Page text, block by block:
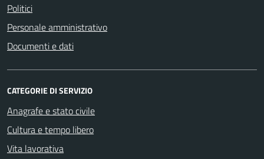
Politici
Personale amministrativo
Documenti e dati
CATEGORIE DI SERVIZIO
Anagrafe e stato civile
Cultura e tempo libero
Vita lavorativa